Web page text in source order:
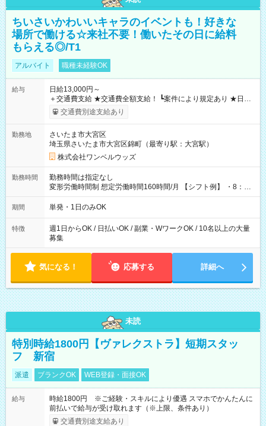
ちいさいかわいいキャラのイベントも！好きな
場所で働ける☆来社不要！働いたその日に給料
もらえる◎/T1
アルバイト 職種未経験OK
給与
日給13,000円～
＋交通費支給 ★交通費全額支給！ ┗案件により規定あり ★日払
いOK！（規定あり） ┗働いたその日に現金GET♪ お仕事後はコ
ンビニATMから 日払い分を引き落とせます！ 【試用期間】試
交通費別途支給あり
勤務地
さいたま市大宮区
埼玉県さいたま市大宮区錦町（最寄り駅：大宮駅）
株式会社ワンベルウッズ
勤務時間
勤務時間は指定なし
変形労働時間制 想定労働時間160時間/月 【シフト例】 ・8：00
～21：00
期間 単発・1日のみOK
特徴
週1日からOK / 日払いOK / 副業・WワークOK / 10名以上の大量
募集
気になる！ 応募する 詳細へ
未読
特別時給1800円【ヴァレクストラ】短期スタッ
フ 新宿
派遣 ブランクOK WEB登録・面接OK
給与
時給1800円 ※ご経験・スキルにより優遇 スマホでかんたんに
前払いで給与が受け取れます（※上限、条件あり）
交通費別途支給あり